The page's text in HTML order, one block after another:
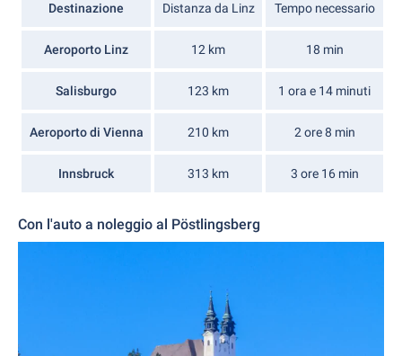
Destinazione Distanza da Linz Tempo necessario
Aeroporto Linz 12 km 18 min
Salisburgo 123 km 1 ora e 14 minuti
Aeroporto di Vienna 210 km 2 ore 8 min
Innsbruck 313 km 3 ore 16 min
Con l'auto a noleggio al Pöstlingsberg